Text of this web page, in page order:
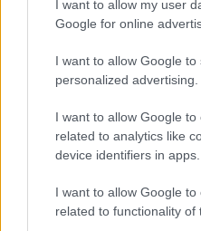
I want to allow my user
Google for online
I want to allow Google to
personalized advertising.
I want to allow Google to
related to analytics like
device identifiers in apps.
I want to allow Google to
related to functionality of
βοηθήσουμε τον λαό
θα προϋπέθετε μία
εγγυήσεις από
δεν θα το
Μπάιντεν, ο οποίος
ήθελε να
πολίτες να στείλουν
αν μπορούσε
ότι το καθεστώς του
δεν θα τα